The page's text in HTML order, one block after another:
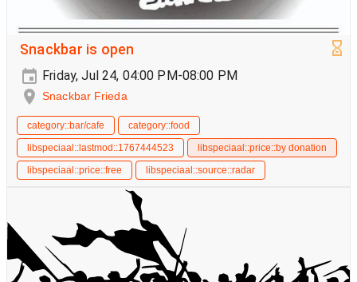
Snackbar is open
Friday, Jul 24, 04:00 PM-08:00 PM
Snackbar Frieda
category::bar/cafe
category::food
libspeciaal::lastmod::1767444523
libspeciaal::price::by donation
libspeciaal::price::free
libspeciaal::source::radar